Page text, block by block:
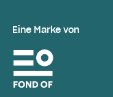
Eine Marke von